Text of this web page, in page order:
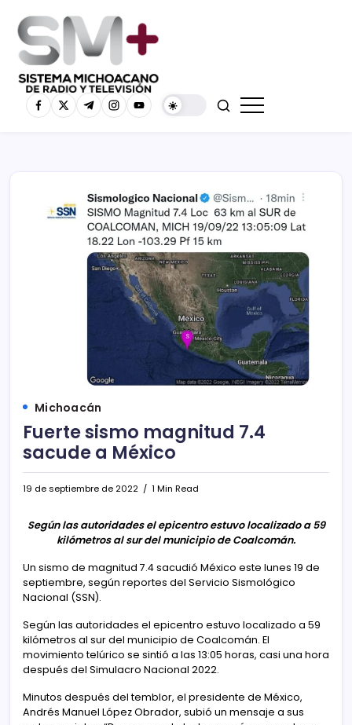
Michoacán
Fuerte sismo magnitud 7.4
sacude a México
19 de septiembre de 2022 1 Min Read
Según las autoridades el epicentro estuvo localizado a 59
kilómetros al sur del municipio de Coalcomán.
Un sismo de magnitud 7.4 sacudió México este lunes 19 de
septiembre, según reportes del Servicio Sismológico
Nacional (SSN).
Según las autoridades el epicentro estuvo localizado a 59
kilómetros al sur del municipio de Coalcomán. El
movimiento telúrico se sintió a las 13:05 horas, casi una hora
después del Simulacro Nacional 2022.
Minutos después del temblor, el presidente de México,
Andrés Manuel López Obrador, subió un mensaje a sus